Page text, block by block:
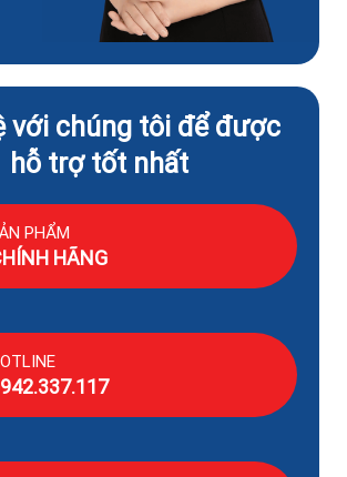
với chúng tôi để được
hỗ trợ tốt nhất
PHẨM
HÃNG